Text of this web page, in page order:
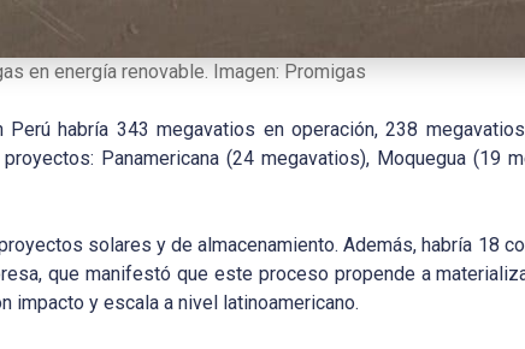
en energía renovable. Imagen: Promigas
Perú habría 343 megavatios en operación, 238
proyectos: Panamericana (24 megavatios), Moquegua (19
solares y de almacenamiento. Además, habría 18
que manifestó que este proceso propende a
impacto y escala a nivel latinoamericano.